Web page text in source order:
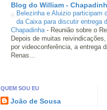
Blog do William -
Belezinha e Aluizio participam
da Caixa para discutir entrega
Chapadinha - Reunião sobre o
Depois de muitas
por videoconferência, a entrega
Renas...
QUEM SOU EU
João de Sousa